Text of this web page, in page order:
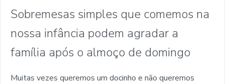
Sobremesas simples que comemos na
nossa infância podem agradar a
família após o almoço de domingo
Muitas vezes queremos um docinho e não queremos